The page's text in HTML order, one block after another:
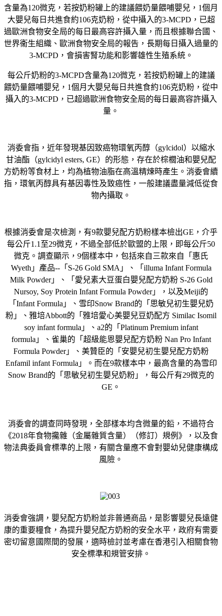
含量為120微克，若按奶粉罐上的建議餵奶量餵哺嬰兒，1個月
大嬰兒每日共進食約106克奶粉，從中攝入的3-MCPD，已超
過歐洲食物安全局的每日最高容許攝入量，而且根據聯合國、
世界衞生組織、歐洲食物安全局的報告，長期每日攝入過量的
3-MCPD，會損害腎功能和影響雄性生殖系統。
每公斤奶粉的3-MCPD含量為120微克，若按奶粉罐上的建議
餵奶量餵哺嬰兒，1個月大嬰兒每日共進食約106克奶粉，從中
攝入的3-MCPD，已超過歐洲食物安全局的每日最高容許攝入
量。
消委會指，近年發現基因致癌物環氧丙醇（gylcidol）以縮水
甘油酯（gylcidyl esters, GE）的形態，存在於棕櫚油和嬰兒配
方奶粉等食材上，均為植物油脂在高溫精煉時產生。消委會續
指，環氧丙醇具有基因毒性及致癌性，一般建議盡量減低從食
物內攝取。
根據消委會是次檢測，有9款嬰兒配方奶粉樣本檢出GE，介乎
每公斤1.1至29微克，不過全部低於歐盟的上限，即每公斤50
微克。調查顯示，9個樣本中，包括來自三款來自「惠氏
Wyeth」產品--「S-26 Gold SMA」、「illuma Infant Formula
Milk Powder」、「愛兒素大豆蛋白嬰兒配方奶粉 S-26 Gold
Nursoy, Soy Protein Infant Formula Powder」，以及Meiji的
「Infant Formula」、雪印Snow Brand的「思敏兒初生嬰兒奶
粉」、雅培Abbott的「雅培愛心美嬰兒豆奶配方 Similac Isomil
soy infant formula」、a2的「Platinum Premium infant
formula」、雀巢的「超級能恩嬰兒配方奶粉 Nan Pro Infant
Formula Powder」、美贊臣的「安嬰兒初生嬰兒配方奶粉
Enfamil infant Formula」。而在9款樣本中，最高含量的為雪印
Snow Brand的「思敏兒初生嬰兒奶粉」，每公斤有29微克的
GE。
消委會的調查同時發現，全部樣本均含微量的鉛，不過符合
《2018年食物攙雜（金屬雜質含量）（修訂）規例》，以及食
物法典委員會標準的上限，有關含量應不會對嬰幼兒健康構成
風險。
消委會強調，嬰兒配方奶粉並非普通商品，是影響嬰兒長遠健
康的重要糧食，為提升嬰兒配方奶粉的安全水平，政府有需要
密切留意國際間的發展，適時檢討並考慮在香港引入相關食物
安全標準和規管安排。